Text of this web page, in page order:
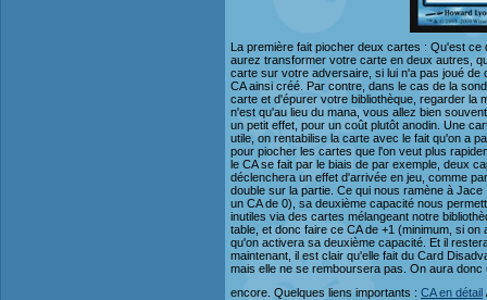
La première fait piocher deux cartes : Qu'est
aurez transformer votre carte en deux autres,
carte sur votre adversaire, si lui n'a pas joué de
CA ainsi créé. Par contre, dans le cas de la
carte et d'épurer votre bibliothèque, regarder la
n'est qu'au lieu du mana, vous allez bien
un petit effet, pour un coût plutôt anodin. Une
utile, on rentabilise la carte avec le fait qu'on a
pour piocher les cartes que l'on veut plus
le CA se fait par le biais de par exemple, deux
déclenchera un effet d'arrivée en jeu, comme
double sur la partie. Ce qui nous ramène à
un CA de 0), sa deuxième capacité nous
inutiles via des cartes mélangeant notre
table, et donc faire ce CA de +1 (minimum, si
qu'on activera sa deuxième capacité. Et il
maintenant, il est clair qu'elle fait du Card
mais elle ne se remboursera pas. On aura
encore. Quelques liens importants : CA en détail